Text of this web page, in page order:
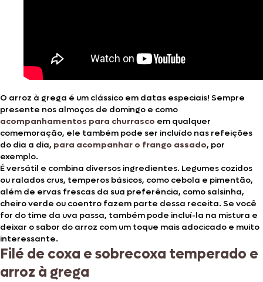
O arroz à grega é um clássico em datas especiais! Sempre
presente nos almoços de domingo e como
acompanhamentos para churrasco em qualquer
comemoração, ele também pode ser incluído nas refeições
do dia a dia, para acompanhar o frango assado, por
exemplo.
É versátil e combina diversos ingredientes. Legumes cozidos
ou ralados crus, temperos básicos, como cebola e pimentão,
além de ervas frescas da sua preferência, como salsinha,
cheiro verde ou coentro fazem parte dessa receita. Se você
for do time da uva passa, também pode incluí-la na mistura e
deixar o sabor do arroz com um toque mais adocicado e muito
interessante.
Filé de coxa e sobrecoxa temperado e
arroz à grega